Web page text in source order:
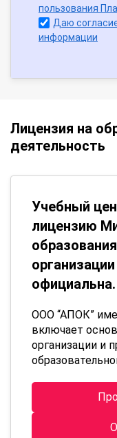
пользования
Даю
информации
Лицензия на
деятельность
Учебный
лицензию
официальна.
ООО “АПОК”
включает
организации и